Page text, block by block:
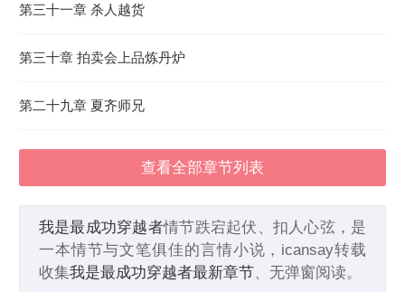
第三十一章 杀人越货
第三十章 拍卖会上品炼丹炉
第二十九章 夏齐师兄
查看全部章节列表
我是最成功穿越者情节跌宕起伏、扣人心弦，是
一本情节与文笔俱佳的言情小说，icansay转载
收集我是最成功穿越者最新章节、无弹窗阅读。